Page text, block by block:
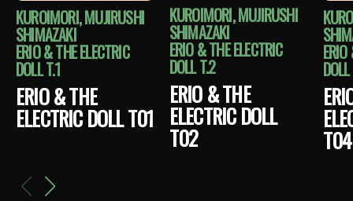
KUROIMORI, MUJIRUSHI
SHIMAZAKI
ERIO & THE ELECTRIC
DOLL T.1
ERIO & THE
ELECTRIC DOLL T01
KUROIMORI, MUJIRUSHI
SHIMAZAKI
ERIO & THE ELECTRIC
DOLL T.2
ERIO & THE
ELECTRIC DOLL
T02 T04